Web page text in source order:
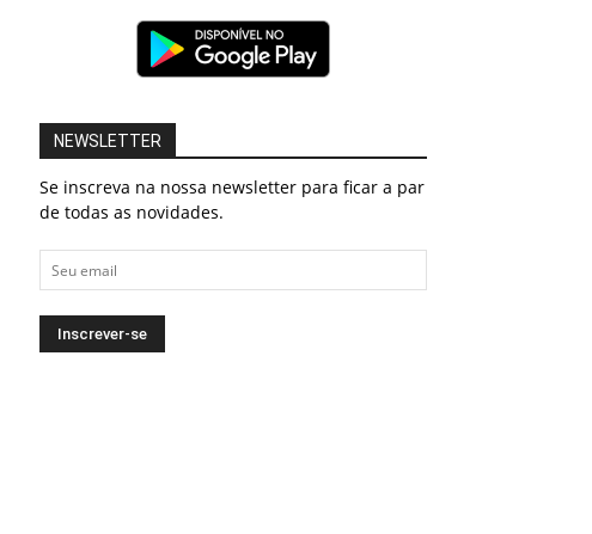
NEWSLETTER
Se inscreva na nossa newsletter para ficar a par
de todas as novidades.